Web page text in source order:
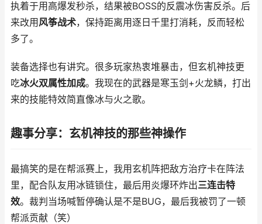
执着于用高爆发秒杀，结果被BOSS的反震冰伤害反杀。后
来改用 风筝战术，保持距离用逐日千里打消耗，反而轻松
多了。
装备选择也有讲究。很多玩家热衷堆暴击，但玄机神技更
吃冰火双属性加成。我现在的武器是寒玉剑+火龙鳞，打出
来的技能特效简直像冰与火之歌。
趣事分享：玄机神技的那些神操作
最搞笑的是在帮派赛上，我用玄机阵把敌方治疗卡在阵法
里，配合队友用冰链锁住，最后用炎爆环炸出三连击特
效。裁判当场喊暂停确认是不是BUG，最后我被罚了一顿
帮派贡献（笑）